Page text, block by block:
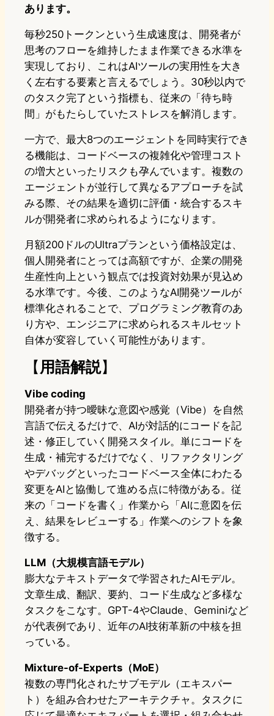
あります。
毎秒250トークンという生成速度は、開発者が
思考のフローを維持したまま作業できる水準を
実現しており、これはAIツールの実用性を大き
く左右する要素と言えるでしょう。30秒以内で
のタスク完了という指標も、従来の「待ち時
間」がもたらしていたストレスを解消します。
一方で、最大8つのエージェントを同時実行でき
る機能は、コードベースの複雑化や管理コスト
の増大といったリスクも孕んでいます。複数の
エージェントが並行して異なるアプローチを試
みる際、その結果を適切に評価・統合するスキ
ルが開発者に求められるようになります。
月額200ドルのUltraプランという価格設定は、
個人開発者にとっては高額ですが、企業の開発
生産性向上という観点では投資対効果が見込め
る水準です。今後、このようなAI開発ツールが
標準化されることで、プログラミング教育のあ
り方や、エンジニアに求められるスキルセット
自体が変容していく可能性があります。
【用語解説】
Vibe coding
開発者が持つ曖昧な意図や感覚（Vibe）を自然
言語で伝えるだけで、AIが対話的にコードを記
述・修正していく開発スタイル。単にコードを
生成・補完するだけでなく、リファクタリング
やデバッグといったコードベース全体にわたる
変更をAIと協働して進める点に特徴がある。従
来の「コードを書く」作業から「AIに意図を伝
え、結果をレビューする」作業へのシフトを象
徴する。
LLM（大規模言語モデル）
膨大なテキストデータで学習されたAIモデル。
文章生成、翻訳、要約、コード生成など多様な
タスクをこなす。GPT-4やClaude、Geminiなど
が代表例であり、近年のAI技術革新の中核を担
っている。
Mixture-of-Experts（MoE）
複数の専門化されたサブモデル（エキスパー
ト）を組み合わせたアーキテクチャ。タスクに